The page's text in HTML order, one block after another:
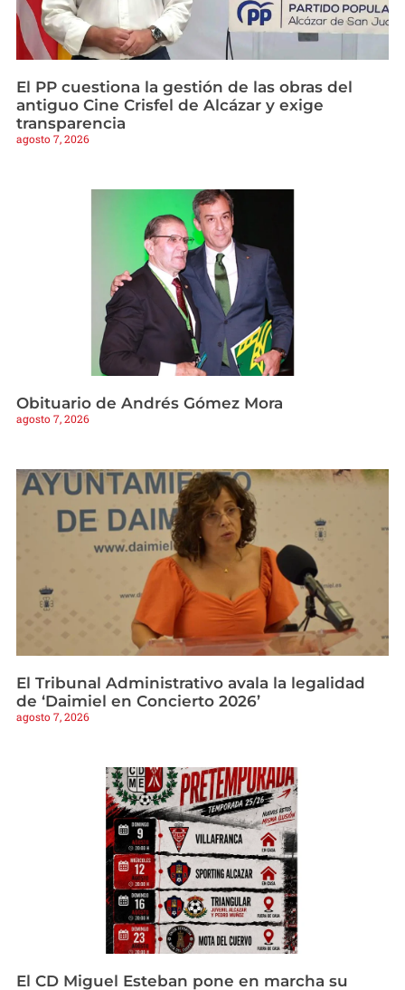
El PP cuestiona la gestión de las obras del
antiguo Cine Crisfel de Alcázar y exige
transparencia
agosto 7, 2026
Obituario de Andrés Gómez Mora
agosto 7, 2026
El Tribunal Administrativo avala la legalidad
de ‘Daimiel en Concierto 2026’
agosto 7, 2026
El CD Miguel Esteban pone en marcha su